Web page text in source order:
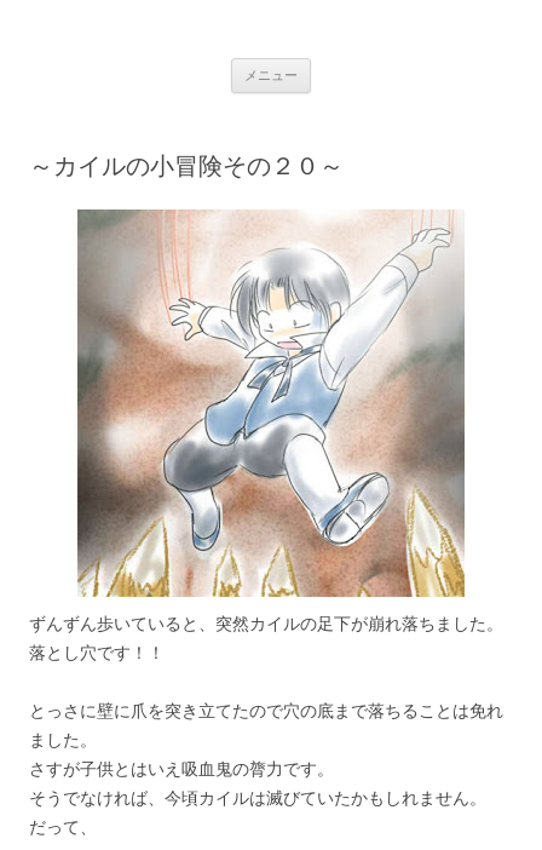
メニュー
ス
～カイルの小冒険その２０～
ずんずん歩いていると、突然カイルの足下が崩れ落ちました。
落とし穴です！！
とっさに壁に爪を突き立てたので穴の底まで落ちることは免れ
ました。
さすが子供とはいえ吸血鬼の膂力です。
そうでなければ、今頃カイルは滅びていたかもしれません。
だって、